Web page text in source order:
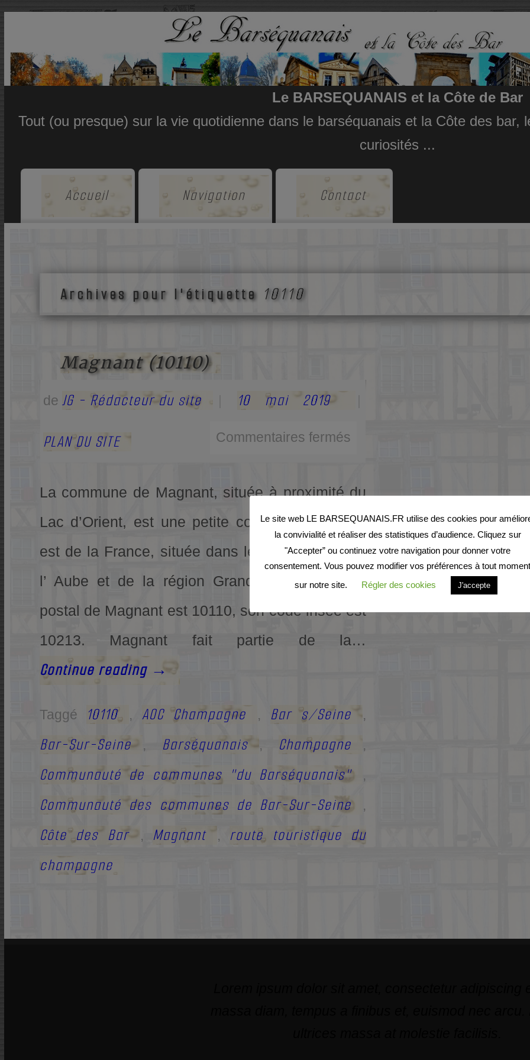
Le BARSEQUANAIS et la Côte de Bar
Tout (ou presque) sur la vie quotidienne dans le barséquanais et la Côte des
curiosités ...
Accueil Navigation Contact
Archives pour l'étiquette 10110
Magnant (10110)
de JG - Rédacteur du site 10 mai 2019
PLAN DU SITE Commentaires fermés
La commune de Magnant, située à proximité du
Lac d’Orient, est une petite commune du nord-
est de la France, située dans le département de
l’ Aube et de la région Grand Est. . Le code
postal de Magnant est 10110, son code insee est
10213. Magnant fait partie de la…
Continue reading →
Taggé 10110 , AOC Champagne , Bar s/Seine ,
Bar-Sur-Seine , Barséquanais , Champagne ,
Communauté de communes "du Barséquanais" ,
Communauté des communes de Bar-Sur-Seine ,
Côte des Bar , Magnant , route touristique du
champagne
Le site web LE BARSEQUANAIS.FR utilise des cookies pour
la convivialité et réaliser des statistiques d’audience. Cliquez sur
"Accepter” ou continuez votre navigation pour donner votre
consentement. Vous pouvez modifier vos préférences à tout moment
sur notre site.
Régler des cookies J'accepte